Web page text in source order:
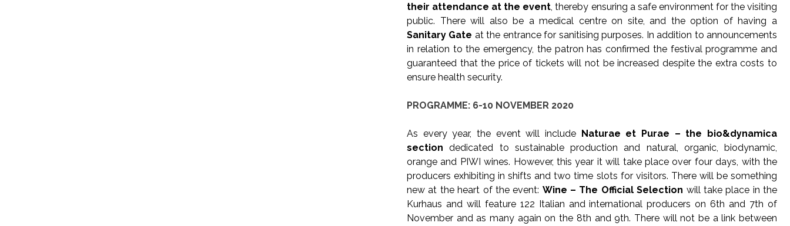
their attendance at the event, thereby ensuring a safe environment for the visiting
public. There will also be a medical centre on site, and the option of having a
Sanitary Gate at the entrance for sanitising purposes. In addition to announcements
in relation to the emergency, the patron has confirmed the festival programme and
guaranteed that the price of tickets will not be increased despite the extra costs to
ensure health security.
PROGRAMME: 6-10 NOVEMBER 2020
As every year, the event will include Naturae et Purae – the bio&dynamica
section dedicated to sustainable production and natural, organic, biodynamic,
orange and PIWI wines. However, this year it will take place over four days, with the
producers exhibiting in shifts and two time slots for visitors. There will be something
new at the heart of the event: Wine – The Official Selection will take place in the
Kurhaus and will feature 122 Italian and international producers on 6th and 7th of
November and as many again on the 8th and 9th. There will not be a link between